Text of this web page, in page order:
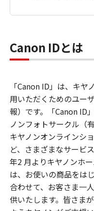
Canon IDとは
「Canon ID」は、キ
用いただくためのユー
報）です。「Canon ID
ノンフォトサークル（
キヤノンオンラインシ
ど、さまざまなサービ
年2 月よりキヤノンホ
は、お使いの商品をは
合わせて、お客さま一
供いたします。皆さま